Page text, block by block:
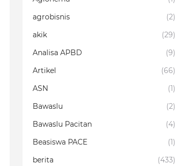
agrobisnis
(2)
akik
(29)
Analisa APBD
(9)
Artikel
(66)
ASN
(1)
Bawaslu
(2)
Bawaslu Pacitan
(4)
Beasiswa PACE
(1)
berita
(433)